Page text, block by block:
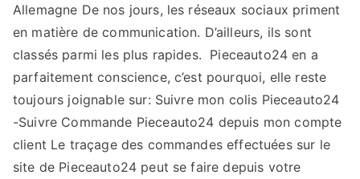
Allemagne De nos jours, les réseaux sociaux priment
en matière de communication. D’ailleurs, ils sont
classés parmi les plus rapides. Pieceauto24 en a
parfaitement conscience, c’est pourquoi, elle reste
toujours joignable sur: Suivre mon colis Pieceauto24
-Suivre Commande Pieceauto24 depuis mon compte
client Le traçage des commandes effectuées sur le
site de Pieceauto24 peut se faire depuis votre